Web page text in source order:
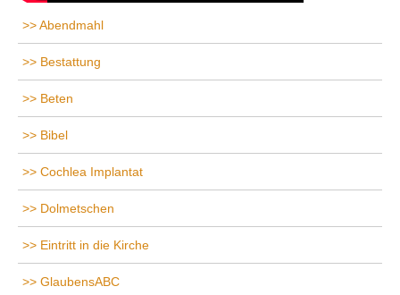
Abendmahl
Bestattung
Beten
Bibel
Cochlea Implantat
Dolmetschen
Eintritt in die Kirche
GlaubensABC